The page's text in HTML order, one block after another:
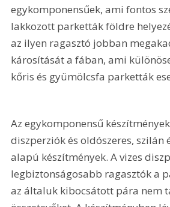
egykomponensűek, ami fontos
lakkozott parketták földre
az ilyen ragasztó jobban
károsítását a fában, ami
kőris és gyümölcsfa parketták
Az egykomponensű
diszperziók és oldószeres, szilán
alapú készítmények. A vizes
legbiztonságosabb ragasztók a
az általuk kibocsátott pára nem